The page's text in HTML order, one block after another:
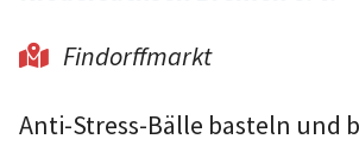
 Findorffmarkt
Anti-Stress-Bälle basteln und